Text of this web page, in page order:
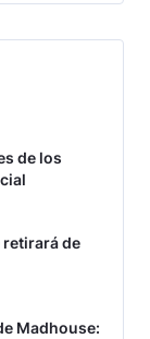
de los
retirará de
Madhouse: